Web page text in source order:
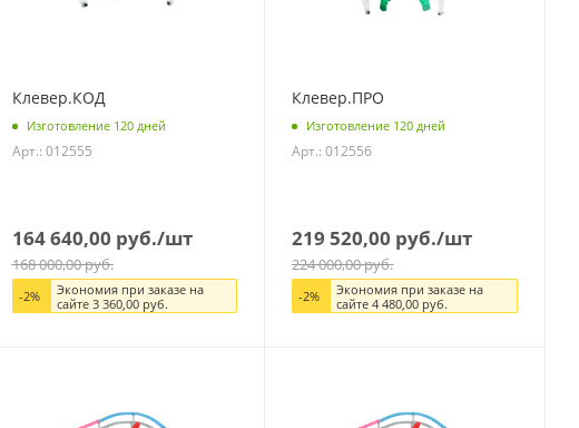
Клевер.КОД
Изготовление 120 дней
Арт.: 012555
164 640,00 руб./шт
168 000,00руб.
-2%
Экономия при заказе на
сайте 3 360,00руб.
Клевер.ПРО
Изготовление 120 дней
Арт.: 012556
219 520,00 руб./шт
224 000,00руб.
-2%
Экономия при заказе на
сайте4 480,00 руб.